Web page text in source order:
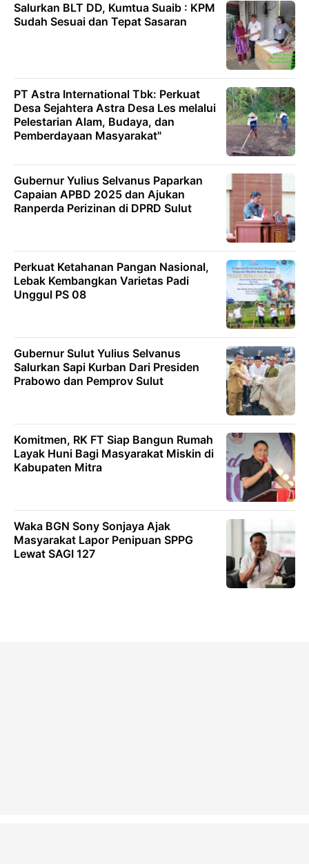
Salurkan BLT DD, Kumtua Suaib : KPM
Sudah Sesuai dan Tepat Sasaran
PT Astra International Tbk: Perkuat
Desa Sejahtera Astra Desa Les melalui
Pelestarian Alam, Budaya, dan
Pemberdayaan Masyarakat"
Gubernur Yulius Selvanus Paparkan
Capaian APBD 2025 dan Ajukan
Ranperda Perizinan di DPRD Sulut
Perkuat Ketahanan Pangan Nasional,
Lebak Kembangkan Varietas Padi
Unggul PS 08
Gubernur Sulut Yulius Selvanus
Salurkan Sapi Kurban Dari Presiden
Prabowo dan Pemprov Sulut
Komitmen, RK FT Siap Bangun Rumah
Layak Huni Bagi Masyarakat Miskin di
Kabupaten Mitra
Waka BGN Sony Sonjaya Ajak
Masyarakat Lapor Penipuan SPPG
Lewat SAGI 127